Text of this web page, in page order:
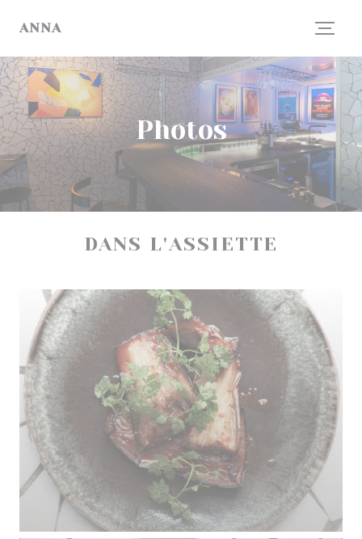
ANNA
Photos
DANS L'ASSIETTE